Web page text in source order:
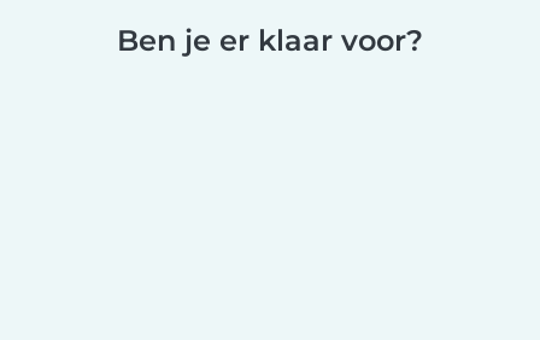
Ben je er klaar voor?